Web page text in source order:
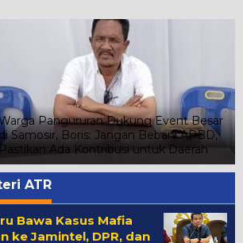
Pangururan Dukung Event Besar
di Samosir, Boris: Jangan Bebani APBD,
Pastikan Ada Kontribusi untuk Daerah
ATR
Bawa Kasus Mafia
ke Jamintel, DPR, dan